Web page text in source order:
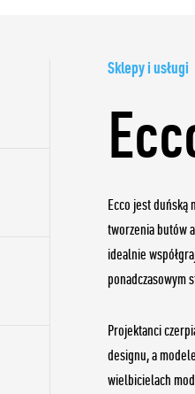
Sklepy i usługi
Ecco jest duńską
tworzenia butów
idealnie
ponadczasowym
Projektanci
designu, a
wielbicielach